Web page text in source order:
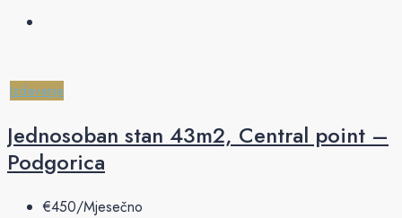
Izdavanje
Jednosoban stan 43m2, Central point –
Podgorica
€‎450/Mjesečno